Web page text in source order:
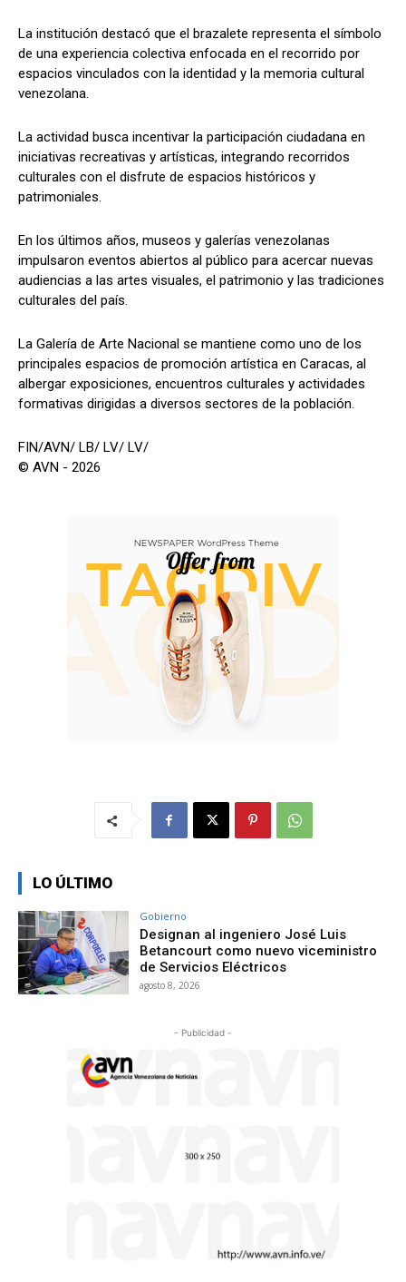
La institución destacó que el brazalete representa el símbolo
de una experiencia colectiva enfocada en el recorrido por
espacios vinculados con la identidad y la memoria cultural
venezolana.
La actividad busca incentivar la participación ciudadana en
iniciativas recreativas y artísticas, integrando recorridos
culturales con el disfrute de espacios históricos y
patrimoniales.
En los últimos años, museos y galerías venezolanas
impulsaron eventos abiertos al público para acercar nuevas
audiencias a las artes visuales, el patrimonio y las tradiciones
culturales del país.
La Galería de Arte Nacional se mantiene como uno de los
principales espacios de promoción artística en Caracas, al
albergar exposiciones, encuentros culturales y actividades
formativas dirigidas a diversos sectores de la población.
FIN/AVN/ LB/ LV/ LV/
© AVN - 2026
LO ÚLTIMO
Gobierno
Designan al ingeniero José Luis
Betancourt como nuevo viceministro
de Servicios Eléctricos
agosto 8, 2026
- Publicidad -